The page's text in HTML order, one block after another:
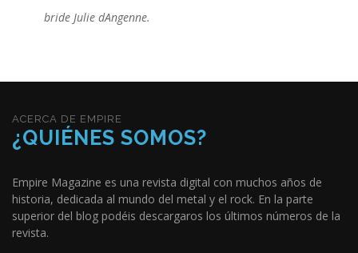
bride Julie dAngenne.
ACERCA DE EMPIRE
¿QUIÉNES SOMOS?
Empire Magazine es una revista digital con muchos años de
historia, dedicada al mundo del metal y el rock. En la parte
superior del blog podéis descargaros los últimos números de la
revista.